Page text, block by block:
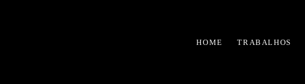
HOME TRABALHOS